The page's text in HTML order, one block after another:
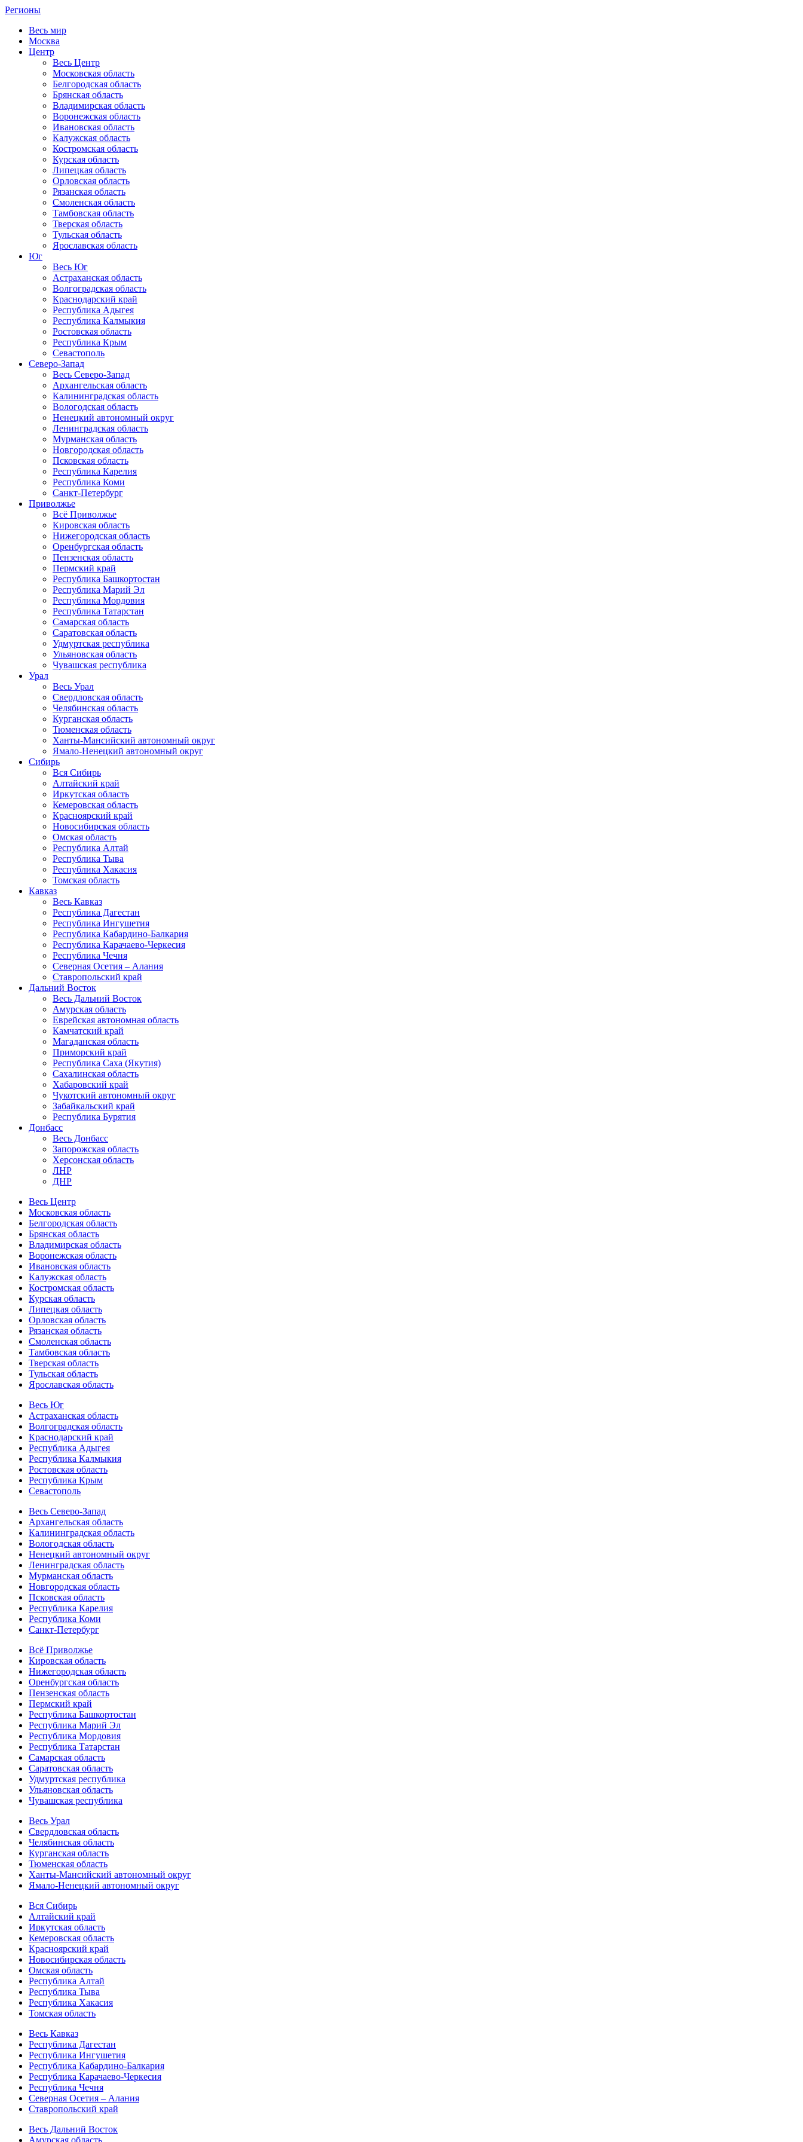
Регионы
Весь мир
Москва
Центр
Весь Центр
Московская область
Белгородская область
Брянская область
Владимирская область
Воронежская область
Ивановская область
Калужская область
Костромская область
Курская область
Липецкая область
Орловская область
Рязанская область
Смоленская область
Тамбовская область
Тверская область
Тульская область
Ярославская область
Юг
Весь Юг
Астраханская область
Волгоградская область
Краснодарский край
Республика Адыгея
Республика Калмыкия
Ростовская область
Республика Крым
Севастополь
Северо-Запад
Весь Северо-Запад
Архангельская область
Калининградская область
Вологодская область
Ненецкий автономный округ
Ленинградская область
Мурманская область
Новгородская область
Псковская область
Республика Карелия
Республика Коми
Санкт-Петербург
Приволжье
Всё Приволжье
Кировская область
Нижегородская область
Оренбургская область
Пензенская область
Пермский край
Республика Башкортостан
Республика Марий Эл
Республика Мордовия
Республика Татарстан
Самарская область
Саратовская область
Удмуртская республика
Ульяновская область
Чувашская республика
Урал
Весь Урал
Свердловская область
Челябинская область
Курганская область
Тюменская область
Ханты-Мансийский автономный округ
Ямало-Ненецкий автономный округ
Сибирь
Вся Сибирь
Алтайский край
Иркутская область
Кемеровская область
Красноярский край
Новосибирская область
Омская область
Республика Алтай
Республика Тыва
Республика Хакасия
Томская область
Кавказ
Весь Кавказ
Республика Дагестан
Республика Ингушетия
Республика Кабардино-Балкария
Республика Карачаево-Черкесия
Республика Чечня
Северная Осетия – Алания
Ставропольский край
Дальний Восток
Весь Дальний Восток
Амурская область
Еврейская автономная область
Камчатский край
Магаданская область
Приморский край
Республика Саха (Якутия)
Сахалинская область
Хабаровский край
Чукотский автономный округ
Забайкальский край
Республика Бурятия
Донбасс
Весь Донбасс
Запорожская область
Херсонская область
ЛНР
ДНР
Весь Центр
Московская область
Белгородская область
Брянская область
Владимирская область
Воронежская область
Ивановская область
Калужская область
Костромская область
Курская область
Липецкая область
Орловская область
Рязанская область
Смоленская область
Тамбовская область
Тверская область
Тульская область
Ярославская область
Весь Юг
Астраханская область
Волгоградская область
Краснодарский край
Республика Адыгея
Республика Калмыкия
Ростовская область
Республика Крым
Севастополь
Весь Северо-Запад
Архангельская область
Калининградская область
Вологодская область
Ненецкий автономный округ
Ленинградская область
Мурманская область
Новгородская область
Псковская область
Республика Карелия
Республика Коми
Санкт-Петербург
Всё Приволжье
Кировская область
Нижегородская область
Оренбургская область
Пензенская область
Пермский край
Республика Башкортостан
Республика Марий Эл
Республика Мордовия
Республика Татарстан
Самарская область
Саратовская область
Удмуртская республика
Ульяновская область
Чувашская республика
Весь Урал
Свердловская область
Челябинская область
Курганская область
Тюменская область
Ханты-Мансийский автономный округ
Ямало-Ненецкий автономный округ
Вся Сибирь
Алтайский край
Иркутская область
Кемеровская область
Красноярский край
Новосибирская область
Омская область
Республика Алтай
Республика Тыва
Республика Хакасия
Томская область
Весь Кавказ
Республика Дагестан
Республика Ингушетия
Республика Кабардино-Балкария
Республика Карачаево-Черкесия
Республика Чечня
Северная Осетия – Алания
Ставропольский край
Весь Дальний Восток
Амурская область